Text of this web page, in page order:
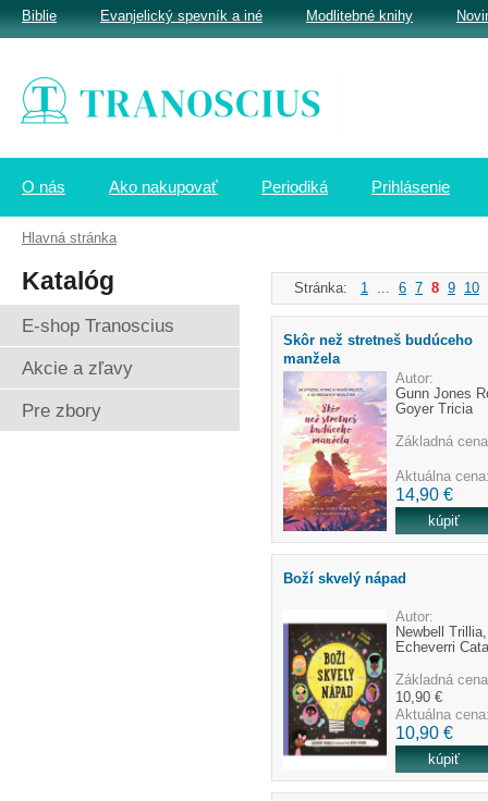
O nás Ako nakupovať Periodiká Prihlásenie
Stránka: 1 ... 6 7 8 9 10
Skôr než stretneš budúceho
manžela
Autor:
Gunn Jones
Goyer Tricia
Základná
Aktuálna
14,90 €
Boží skvelý nápad
Autor:
Newbell Trillia,
Echeverri
Základná
10,90 €
Aktuálna
10,90 €
Katalóg
E-shop Tranoscius
Akcie a zľavy
Pre zbory
Biblie Evanjelický spevník a iné Modlitebné knihy
Hlavná stránka